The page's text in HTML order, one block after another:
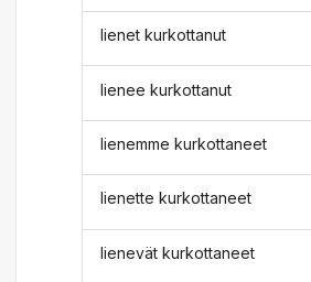
lienet kurkottanut
lienee kurkottanut
lienemme kurkottaneet
lienette kurkottaneet
lienevät kurkottaneet